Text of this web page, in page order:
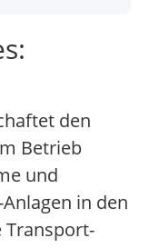
den
Betrieb
und
in den
Transport-